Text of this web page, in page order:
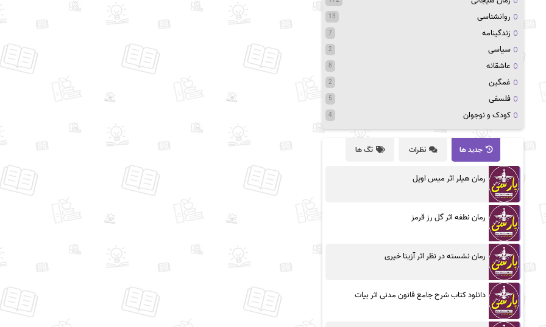
روانشناسی 13
زندگینامه 7
سیاسی 2
عاشقانه 8
غمگین 2
فلسفی 5
کودک و نوجوان 4
جدید ها نظرات تگ ها
رمان هیلر اثر میس اویل
رمان نطفه اثر گل رز قرمز
رمان نشسته در نظر اثر آزیتا خیری
دانلود کتاب شرح جامع قانون مدنی اثر بیات